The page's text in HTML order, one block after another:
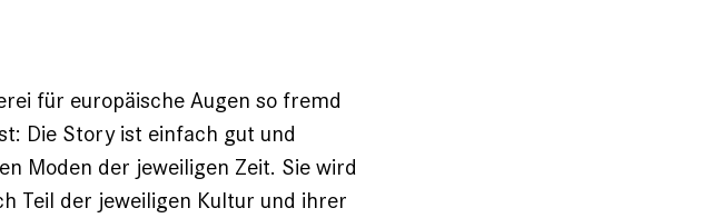
für europäische Augen so fremd
Die Story ist einfach gut und
Moden der jeweiligen Zeit. Sie wird
Teil der jeweiligen Kultur und ihrer